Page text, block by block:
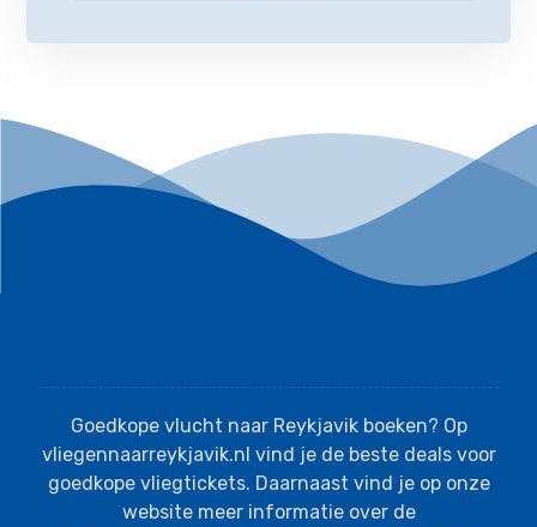
Goedkope vlucht naar Reykjavik boeken? Op
vliegennaarreykjavik.nl vind je de beste deals voor
goedkope vliegtickets. Daarnaast vind je op onze
website meer informatie over de